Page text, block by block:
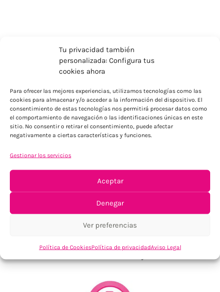
Tu privacidad también
personalizada: Configura tus
cookies ahora
Para ofrecer las mejores experiencias, utilizamos tecnologías como las
cookies para almacenar y/o acceder a la información del dispositivo. El
consentimiento de estas tecnologías nos permitirá procesar datos como
el comportamiento de navegación o las identificaciones únicas en este
sitio. No consentir o retirar el consentimiento, puede afectar
negativamente a ciertas características y funciones.
Gestionar los servicios
Aceptar
Denegar
Ver preferencias
Política de CookiesPolítica de privacidadAviso Legal
ENVÍOS ECONÓMICOS